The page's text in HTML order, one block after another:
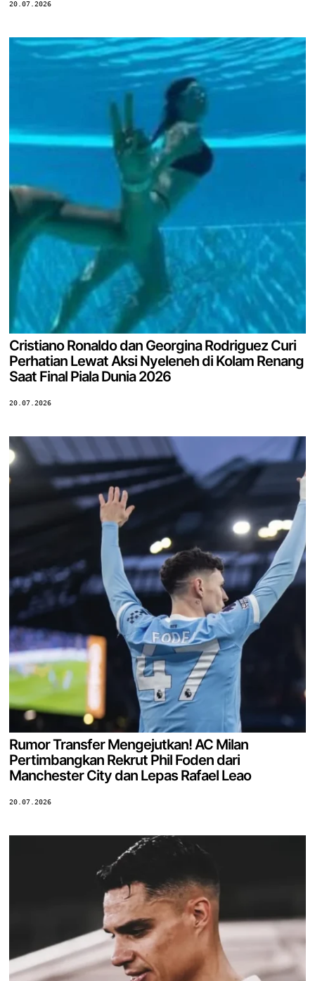
20.07.2026
Cristiano Ronaldo dan Georgina Rodriguez Curi
Perhatian Lewat Aksi Nyeleneh di Kolam Renang
Saat Final Piala Dunia 2026
20.07.2026
Rumor Transfer Mengejutkan! AC Milan
Pertimbangkan Rekrut Phil Foden dari
Manchester City dan Lepas Rafael Leao
20.07.2026